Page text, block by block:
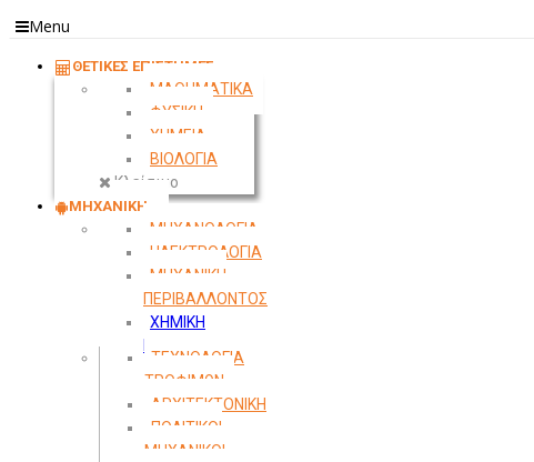
Menu
ΘΕΤΙΚΕΣ ΕΠΙΣΤΗΜΕΣ
ΜΑΘΗΜΑΤΙΚΑ
ΦΥΣΙΚΗ
ΧΗΜΕΙΑ
ΒΙΟΛΟΓΙΑ
Κλείσιμο
ΜΗΧΑΝΙΚΗ
ΜΗΧΑΝΟΛΟΓΙΑ
ΗΛΕΚΤΡΟΛΟΓΙΑ
ΜΗΧΑΝΙΚΗ
ΠΕΡΙΒΑΛΛΟΝΤΟΣ
ΧΗΜΙΚΗ
ΤΕΧΝΟΛΟΓΙΑ
ΤΡΟΦΙΜΩΝ
ΑΡΧΙΤΕΚΤΟΝΙΚΗ
ΠΟΛΙΤΙΚΟΙ
ΜΗΧΑΝΙΚΟΙ